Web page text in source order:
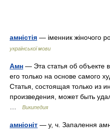
амністія — іменник жіночого
української мови
Амн — Эта статья об объекте
его только на основе самого
Статья, состоящая только из
произведения, может быть
Википедия
амніоніт — у, ч. Запалення